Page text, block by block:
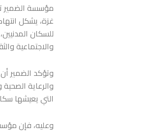
مؤسسة الضمير
غزة، يشكل
للسكان
والاجتماعية
وتؤكد الضمير
والرعاية
التي يعيشها
وعليه، فإن